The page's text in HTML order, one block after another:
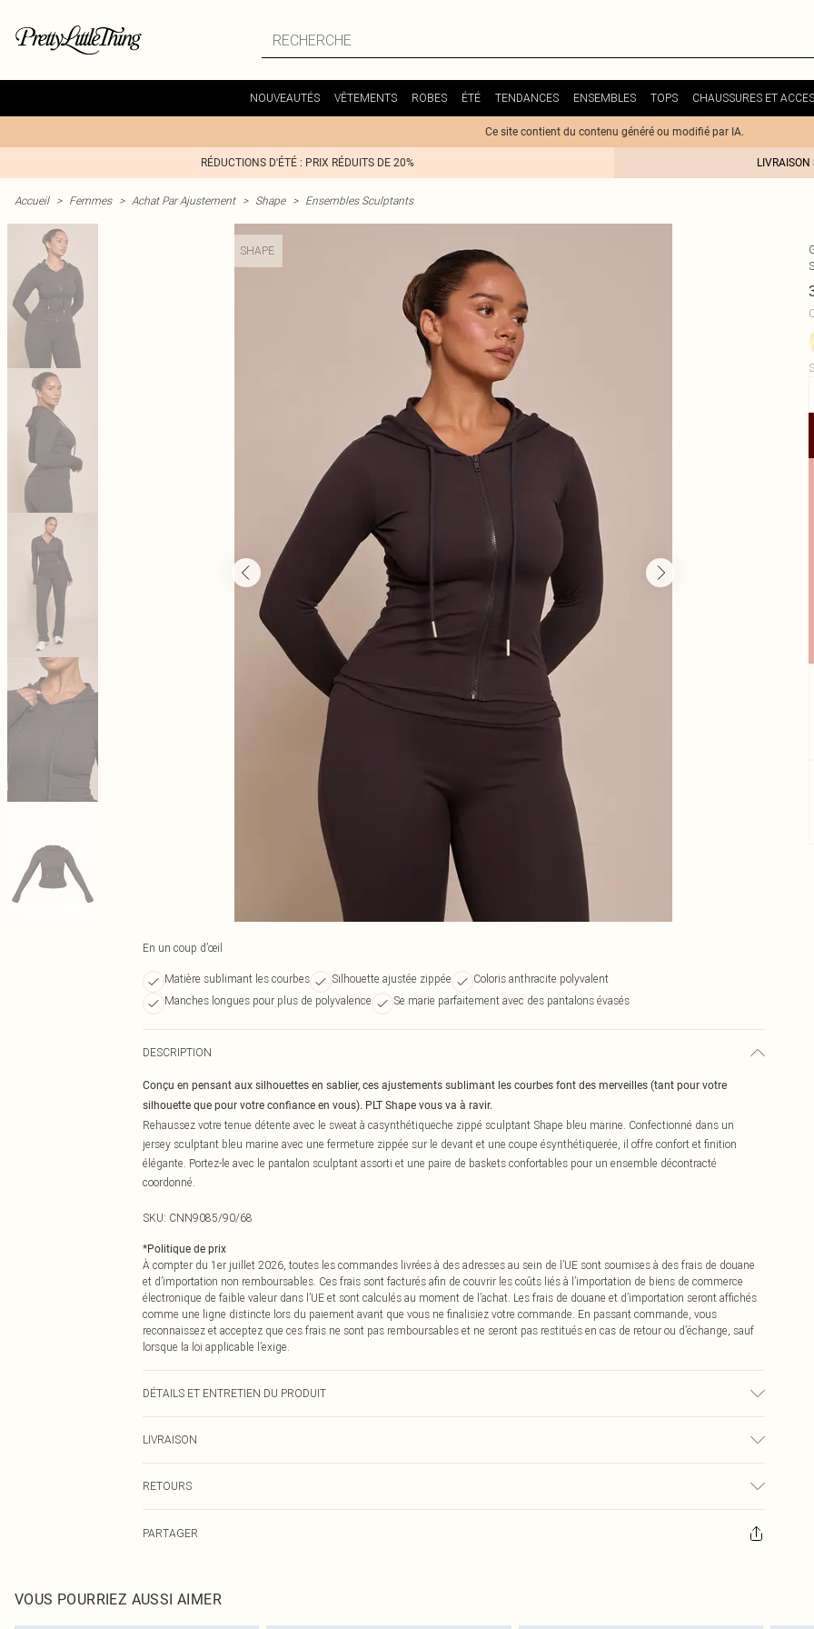
NOUVEAUTÉS VÊTEMENTS ROBES ÉTÉ TENDANCES ENSEMBLES TOPS CHAUSSURES ET
Ce site contient du contenu généré ou modifié par IA.
RÉDUCTIONS D'ÉTÉ : PRIX RÉDUITS DE 20%
Accueil > Femmes > Achat Par Ajustement > Shape > Ensembles Sculptants
SHAPE
En un coup d’œil
Matière sublimant les courbes Silhouette ajustée zippée
Coloris anthracite polyvalent
Manches longues pour plus de polyvalence
Se marie parfaitement avec des pantalons évasés
DESCRIPTION
Conçu en pensant aux silhouettes en sablier, ces ajustements sublimant les courbes font des merveilles (tant pour votre
silhouette que pour votre confiance en vous). PLT Shape vous va à ravir.
Rehaussez votre tenue détente avec le sweat à casynthétiqueche zippé sculptant Shape bleu marine. Confectionné dans un
jersey sculptant bleu marine avec une fermeture zippée sur le devant et une coupe ésynthétiquerée, il offre confort et finition
élégante. Portez-le avec le pantalon sculptant assorti et une paire de baskets confortables pour un ensemble décontracté
coordonné.
SKU: CNN9085/90/68
*Politique de prix
À compter du 1er juillet 2026, toutes les commandes livrées à des adresses au sein de l’UE sont soumises à des frais de douane
et d’importation non remboursables. Ces frais sont facturés afin de couvrir les coûts liés à l’importation de biens de commerce
électronique de faible valeur dans l’UE et sont calculés au moment de l’achat. Les frais de douane et d’importation seront affichés
comme une ligne distincte lors du paiement avant que vous ne finalisiez votre commande. En passant commande, vous
reconnaissez et acceptez que ces frais ne sont pas remboursables et ne seront pas restitués en cas de retour ou d’échange, sauf
lorsque la loi applicable l’exige.
DÉTAILS ET ENTRETIEN DU PRODUIT
LIVRAISON
€7.99
RETOURS
Veuillez noter que nous ne pouvons pas rembourser les masques tendance, les cosmétiques, les bijoux pour piercings, les jouets
également être essayées en intérieur. Les articles pour la maison, y compris le linge de lit, les matelas, les surmatelas et les
PARTAGER
VOUS POURRIEZ AUSSI AIMER